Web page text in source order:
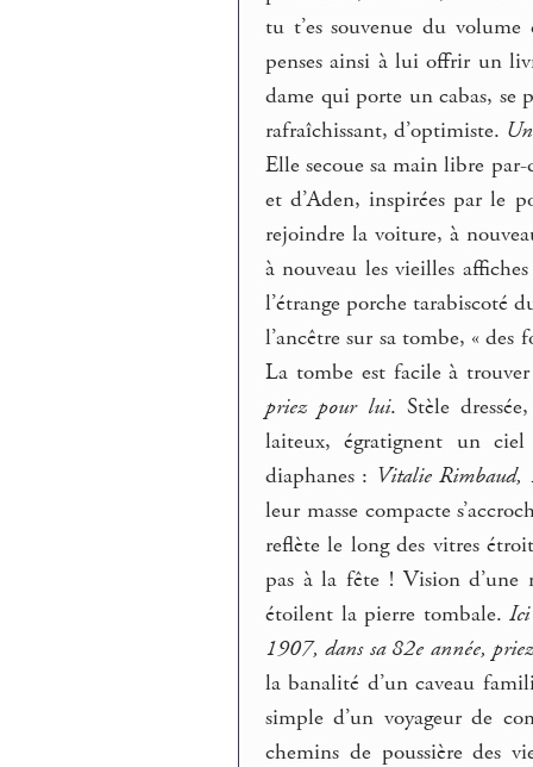
tu t’es souvenue du
penses ainsi à lui offrir un
dame qui porte un cabas, se
rafraîchissant, d’optimiste.
Elle secoue sa main libre
et d’Aden, inspirées par le
rejoindre la voiture, à
à nouveau les vieilles
l’étrange porche tarabiscoté
l’ancêtre sur sa tombe, «
La tombe est facile à
priez pour lui. Stèle
laiteux, égratignent un
diaphanes : Vitalie Rimbaud,
leur masse compacte
reflète le long des vitres
pas à la fête ! Vision d’une
étoilent la pierre tombale.
1907, dans sa 82e année,
la banalité d’un caveau
simple d’un voyageur de
chemins de poussière des